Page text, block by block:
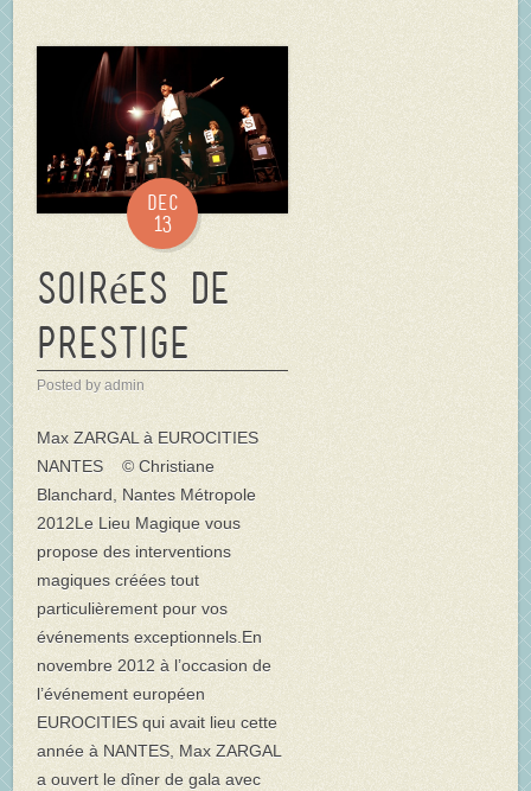
Dec
13
Soirées de
prestige
Posted by admin
Max ZARGAL à EUROCITIES
NANTES © Christiane
Blanchard, Nantes Métropole
2012Le Lieu Magique vous
propose des interventions
magiques créées tout
particulièrement pour vos
événements exceptionnels.En
novembre 2012 à l’occasion de
l’événement européen
EUROCITIES qui avait lieu cette
année à NANTES, Max ZARGAL
a ouvert le dîner de gala avec